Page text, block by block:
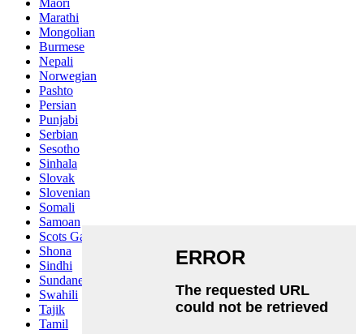
Maori
Marathi
Mongolian
Burmese
Nepali
Norwegian
Pashto
Persian
Punjabi
Serbian
Sesotho
Sinhala
Slovak
Slovenian
Somali
Samoan
Scots Gaelic
Shona
Sindhi
Sundanese
Swahili
Tajik
Tamil